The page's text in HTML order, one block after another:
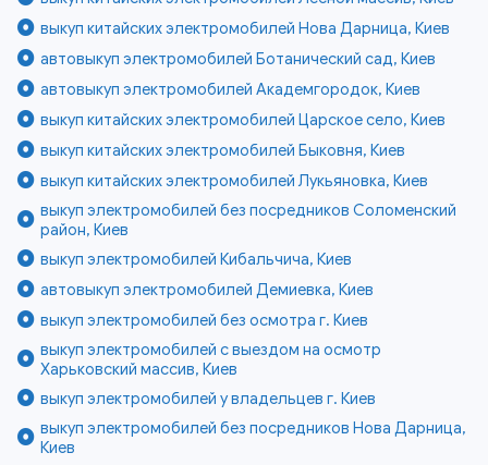
выкуп китайских электромобилей Нова Дарница, Киев
автовыкуп электромобилей Ботанический сад, Киев
автовыкуп электромобилей Академгородок, Киев
выкуп китайских электромобилей Царское село, Киев
выкуп китайских электромобилей Быковня, Киев
выкуп китайских электромобилей Лукьяновка, Киев
выкуп электромобилей без посредников Соломенский
район, Киев
выкуп электромобилей Кибальчича, Киев
автовыкуп электромобилей Демиевка, Киев
выкуп электромобилей без осмотра г. Киев
выкуп электромобилей с выездом на осмотр
Харьковский массив, Киев
выкуп электромобилей у владельцев г. Киев
выкуп электромобилей без посредников Нова Дарница,
Киев